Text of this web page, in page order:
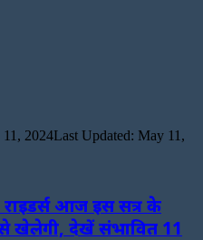
2024Last Updated: May 11,
राइडर्स आज इस सत्र के
खेलेगी, देखें संभावित 11